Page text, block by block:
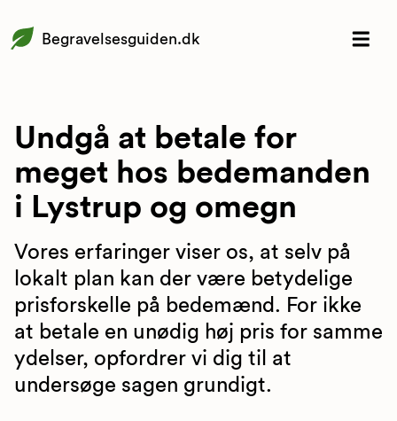
Begravelsesguiden.dk
Undgå at betale for
meget hos bedemanden
i Lystrup og omegn
Vores erfaringer viser os, at selv på
lokalt plan kan der være betydelige
prisforskelle på bedemænd. For ikke
at betale en unødig høj pris for samme
ydelser, opfordrer vi dig til at
undersøge sagen grundigt.